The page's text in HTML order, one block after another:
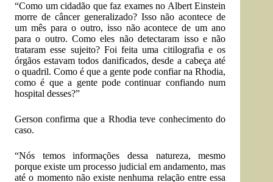
“Como um cidadão que faz exames no Albert Einstein
morre de câncer generalizado? Isso não acontece de
um mês para o outro, isso não acontece de um ano
para o outro. Como eles não detectaram isso e não
trataram esse sujeito? Foi feita uma citilografia e os
órgãos estavam todos danificados, desde a cabeça até
o quadril. Como é que a gente pode confiar na Rhodia,
como é que a gente pode continuar confiando num
hospital desses?”
Gerson confirma que a Rhodia teve conhecimento do
caso.
“Nós temos informações dessa natureza, mesmo
porque existe um processo judicial em andamento, mas
até o momento não existe nenhuma relação entre essa